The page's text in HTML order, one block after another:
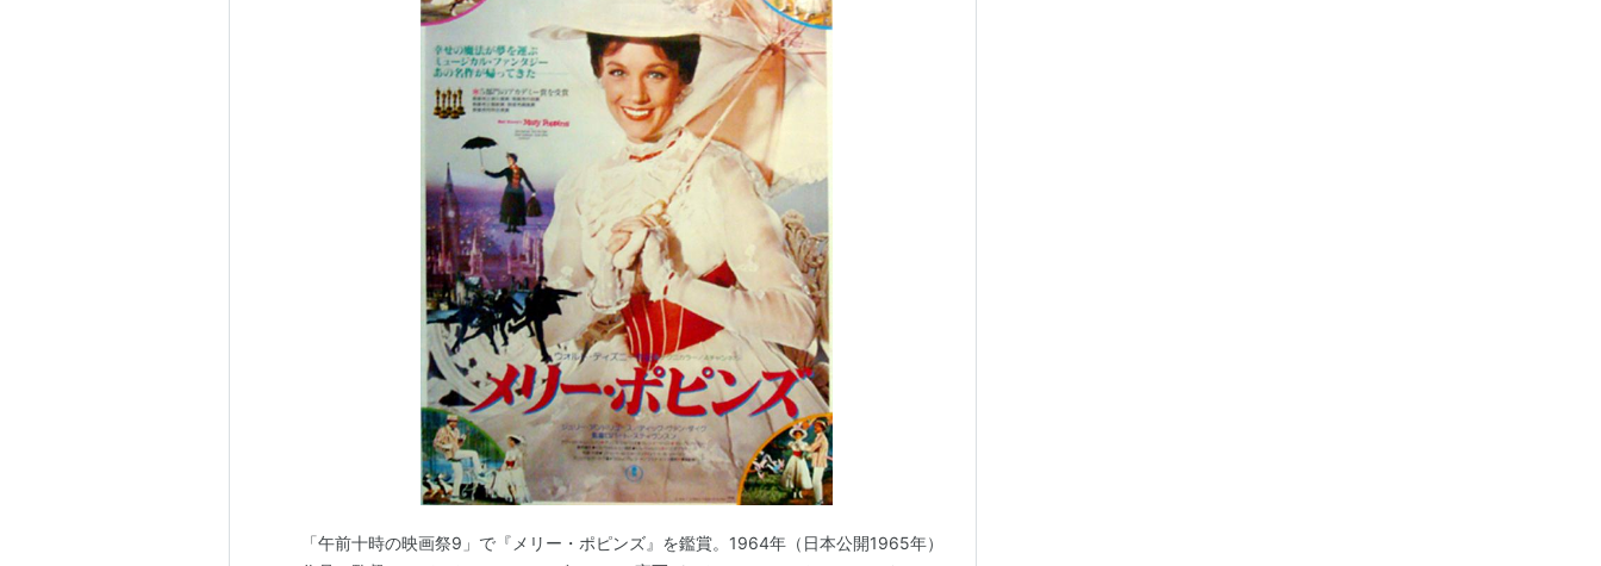
「午前十時の映画祭9」で『メリー・ポピンズ』を鑑賞。1964年（日本公開1965年）